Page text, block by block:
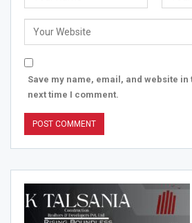
Save my name, email, and website
next time I comment.